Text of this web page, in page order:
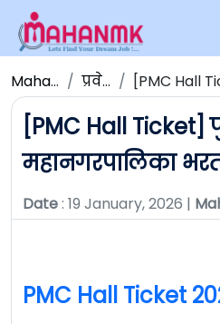
Maha NMK प्रवेशपत्र [PMC Hall Ticket]
[PMC Hall Ticket]
महानगरपालिका
Date: 19 January, 2026 |
PMC Hall Ticket